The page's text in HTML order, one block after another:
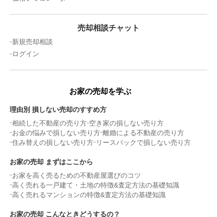
売却相談チャット
新規売却相談
ログイン
お家の売却を学ぶ
理由別 損しない売却のすすめ方
相続した不動産の売り方 空き家の損しない売り方
お金の悩みで損しない売り方 離婚による不動産の売り方
住み替えの損しない売り方 リースバックで損しない売り方
お家の売却 まずはここから
お家を高く売るための不動産屋選びのコツ
高く売れる一戸建て・土地の特徴&査定方法の基礎知識
高く売れるマンションの特徴&査定方法の基礎知識
お家の売却 こんなときどうするの？